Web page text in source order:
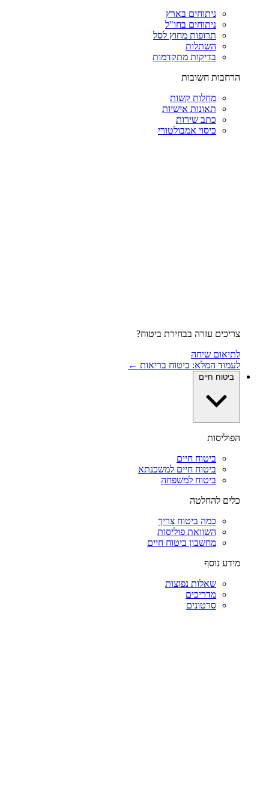
ניתוחים בארץ
ניתוחים בחו"ל
תרופות מחוץ לסל
השתלות
בדיקות מתקדמות
הרחבות חשובות
מחלות קשות
תאונות אישיות
כתב שירות
כיסוי אמבולטורי
צריכים עזרה בבחירת ביטוח?
לתיאום שיחה
לעמוד המלא: ביטוח בריאות ←
ביטוח חיים
הפוליסות
ביטוח חיים
ביטוח חיים למשכנתא
ביטוח למשפחה
כלים להחלטה
כמה ביטוח צריך
השוואת פוליסות
מחשבון ביטוח חיים
מידע נוסף
שאלות נפוצות
מדריכים
סרטונים